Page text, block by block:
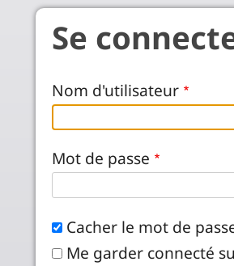
Aller au contenu principal
Se
Nom d'utilisateur
Mot de passe
Cacher le mot de
Me garder connecté